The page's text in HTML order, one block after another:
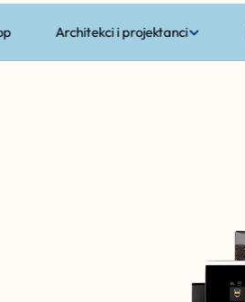
Architekci i projektanci